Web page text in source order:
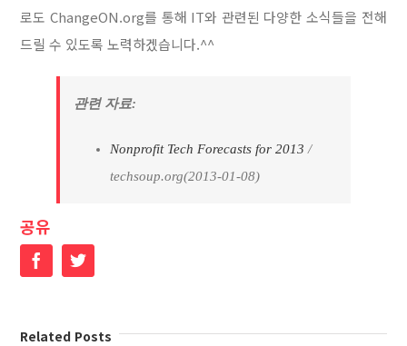
로도 ChangeON.org를 통해 IT와 관련된 다양한 소식들을 전해
드릴 수 있도록 노력하겠습니다.^^
관련 자료:
Nonprofit Tech Forecasts for 2013 /
techsoup.org(2013-01-08)
공유
FacebookTwitter
Related Posts